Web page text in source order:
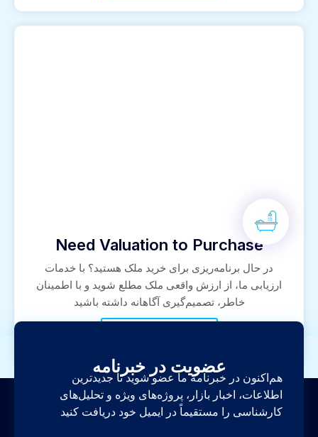
Need Valuation to Purchase
در حال برنامه‌ریزی برای خرید ملک هستید؟ با خدمات
ارزیابی ما، از ارزش واقعی ملک مطلع شوید و با اطمینان
خاطر، تصمیم‌گیری آگاهانه داشته باشید
عضویت در خبرنامه
هم‌اکنون در خبرنامه ما عضو شوید تا جدیدترین
اطلاعات، اخبار بازار، پروژه‌های ویژه و تحلیل‌های
کارشناسی را مستقیماً در ایمیل خود دریافت کنید